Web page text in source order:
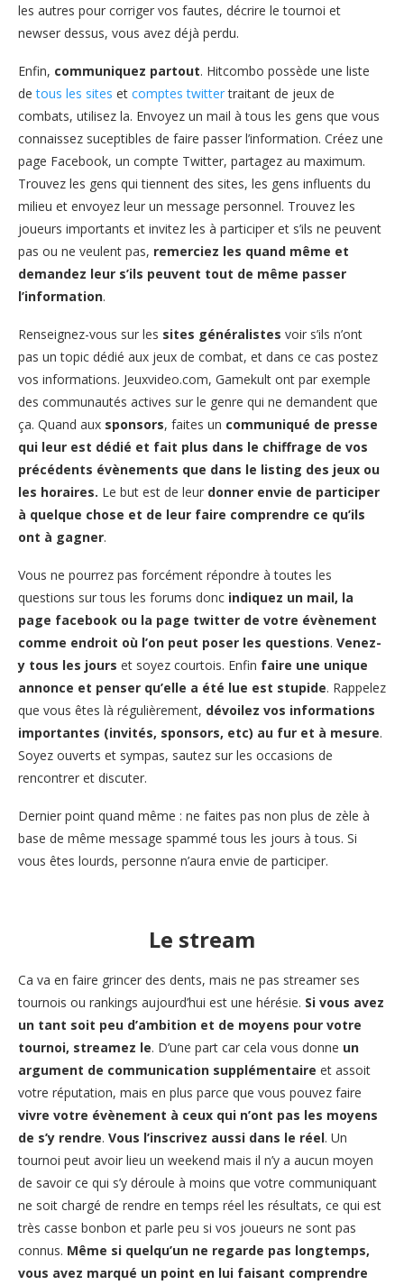
les autres pour corriger vos fautes, décrire le tournoi et
newser dessus, vous avez déjà perdu.
Enfin, communiquez partout. Hitcombo possède une liste
de tous les sites et comptes twittertraitant de jeux de
combats, utilisez la. Envoyez un mail à tous les gens que vous
connaissez suceptibles de faire passer l’information. Créez une
page Facebook, un compte Twitter, partagez au maximum.
Trouvez les gens qui tiennent des sites, les gens influents du
milieu et envoyez leur un message personnel. Trouvez les
joueurs importants et invitez les à participer et s’ils ne peuvent
pas ou ne veulent pas, remerciez les quand même et
demandez leur s’ils peuvent tout de même passer
l’information.
Renseignez-vous sur les sites généralistes voir s’ils n’ont
pas un topic dédié aux jeux de combat, et dans ce cas postez
vos informations. Jeuxvideo.com, Gamekult ont par exemple
des communautés actives sur le genre qui ne demandent que
ça. Quand aux sponsors, faites un communiqué de presse
qui leur est dédié et fait plus dans le chiffrage de vos
précédents évènements que dans le listing des jeux ou
les horaires. Le but est de leur donner envie de participer
à quelque chose et de leur faire comprendre ce qu’ils
ont à gagner.
Vous ne pourrez pas forcément répondre à toutes les
questions sur tous les forums donc indiquez un mail, la
page facebook ou la page twitter de votre évènement
comme endroit où l’on peut poser les questions. Venez-
y tous les jours et soyez courtois. Enfin faire une unique
annonce et penser qu’elle a été lue est stupide. Rappelez
que vous êtes là régulièrement, dévoilez vos informations
importantes (invités, sponsors, etc) au fur et à mesure.
Soyez ouverts et sympas, sautez sur les occasions de
rencontrer et discuter.
Dernier point quand même : ne faites pas non plus de zèle à
base de même message spammé tous les jours à tous. Si
vous êtes lourds, personne n’aura envie de participer.
Le stream
Ca va en faire grincer des dents, mais ne pas streamer ses
tournois ou rankings aujourd’hui est une hérésie. Si vous avez
un tant soit peu d’ambition et de moyens pour votre
tournoi, streamez le. D’une part car cela vous donne un
argument de communication supplémentaire et assoit
votre réputation, mais en plus parce que vous pouvez faire
vivre votre évènement à ceux qui n’ont pas les moyens
de s’y rendre. Vous l’inscrivez aussi dans le réel. Un
tournoi peut avoir lieu un weekend mais il n’y a aucun moyen
de savoir ce qui s’y déroule à moins que votre communiquant
ne soit chargé de rendre en temps réel les résultats, ce qui est
très casse bonbon et parle peu si vos joueurs ne sont pas
connus. Même si quelqu’un ne regarde pas longtemps,
vous avez marqué un point en lui faisant comprendre